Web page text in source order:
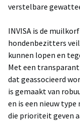
verstelbare
INVISA is de
hondenbezitters
kunnen lopen en
Met een
dat geassocieerd
is gemaakt van
en is een nieuw
die prioriteit geven